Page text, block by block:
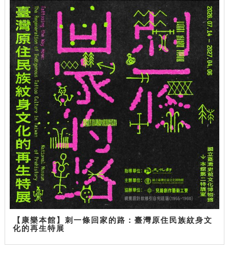
【康樂本館】刺一條回家的路：臺灣原住民族紋身文
化的再生特展